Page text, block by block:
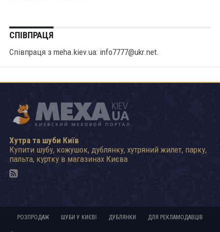
СПІВПРАЦЯ
Співпраця з meha.kiev.ua: info7777@ukr.net.
Хутра та шуби Київ
Купити шубу, кожушок, дублянку, хутряний жилет, парку,
пальта, куртку в магазинах Києва
РОЗПРОДАЖ ШУБИ У КИЄВІ ДУБЛЯНКИ ДЛЯ РЕКЛАМОДАВЦІВ